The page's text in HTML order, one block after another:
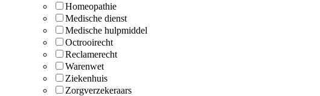
Homeopathie
Medische dienst
Medische hulpmiddel
Octrooirecht
Reclamerecht
Warenwet
Ziekenhuis
Zorgverzekeraars